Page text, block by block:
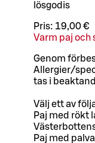
lösgodis
Pris: 19,00 €
Varm paj och
Genom
Allergier/
tas i
Välj ett av
Paj med rökt
Paj med